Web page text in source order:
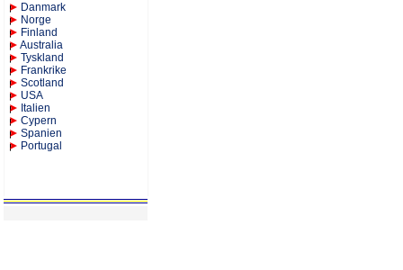
Danmark
Norge
Finland
Australia
Tyskland
Frankrike
Scotland
USA
Italien
Cypern
Spanien
Portugal